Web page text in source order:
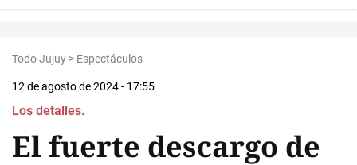
Todo Jujuy > Espectáculos
12 de agosto de 2024 - 17:55
Los detalles.
El fuerte descargo de